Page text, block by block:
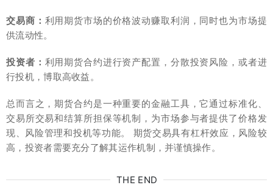
交易商： 利用期货市场的价格波动赚取利润，同时也为市场提
供流动性。
投资者： 利用期货合约进行资产配置，分散投资风险，或者进
行投机，博取高收益。
总而言之，期货合约是一种重要的金融工具，它通过标准化、
交易所交易和结算所担保等机制，为市场参与者提供了价格发
现、风险管理和投机等功能。 期货交易具有杠杆效应，风险较
高，投资者需要充分了解其运作机制，并谨慎操作。
THE END